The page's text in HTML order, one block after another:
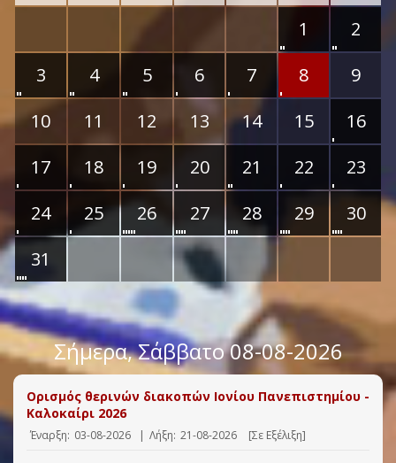
1
2
3
4 5 6 7 8
9
10
11 12 13 14 15
16
17
18 19 20 21 22
23
24
25 26 27 28 29
30
31
Σήμερα, Σάββατο 08-08-2026
Ορισμός θερινών διακοπών Ιονίου Πανεπιστημίου -
Καλοκαίρι 2026
Έναρξη: 03-08-2026 | Λήξη: 21-08-2026 [Σε Εξέλιξη]